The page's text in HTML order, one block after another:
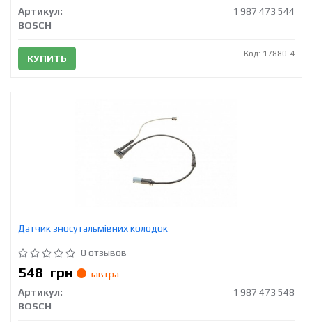
Артикул:
1 987 473 544
BOSCH
КУПИТЬ Код: 17880-4
Датчик зносу гальмівних колодок
0 отзывов
548 грн
завтра
Артикул:
1 987 473 548
BOSCH